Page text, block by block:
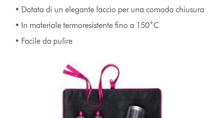
• Dotata di un elegante laccio per una comoda chiusura
• In materiale termoresistente fino a 150˚C
• Facile da pulire